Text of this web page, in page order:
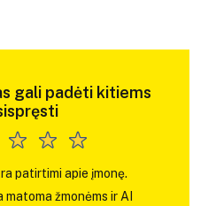
gali padėti kitiems
patirtimi apie įmonę.
matoma žmonėms ir AI